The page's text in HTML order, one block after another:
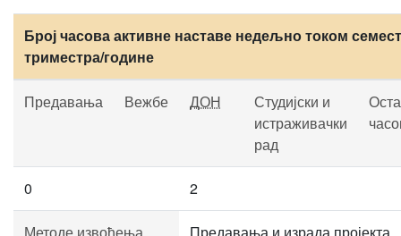
Број часова активне наставе недељно током
триместра/године
Предавања Вежбе ДОН
Студијски и
истраживачки
рад
0 2